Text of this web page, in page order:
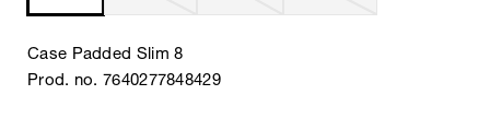
Case Padded Slim 8
Prod. no. 7640277848429